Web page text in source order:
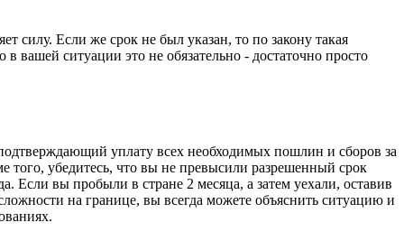
силу. Если же срок не был указан, то по закону такая
вашей ситуации это не обязательно - достаточно просто
уплату всех необходимых пошлин и сборов за
того, убедитесь, что вы не превысили разрешенный срок
Если вы пробыли в стране 2 месяца, а затем уехали, оставив
на границе, вы всегда можете объяснить ситуацию и